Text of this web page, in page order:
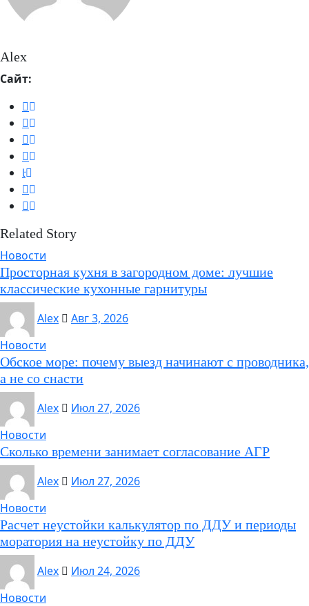
Alex
Сайт:
Related Story
Новости
Просторная кухня в загородном доме: лучшие
классические кухонные гарнитуры
Alex
Авг 3, 2026
Новости
Обское море: почему выезд начинают с проводника,
а не со снасти
Alex
Июл 27, 2026
Новости
Сколько времени занимает согласование АГР
Alex
Июл 27, 2026
Новости
Расчет неустойки калькулятор по ДДУ и периоды
моратория на неустойку по ДДУ
Alex
Июл 24, 2026
Новости